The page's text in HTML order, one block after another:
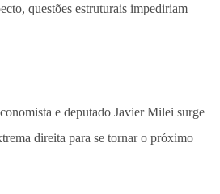
questões estruturais impediriam
e deputado Javier Milei surge
direita para se tornar o próximo